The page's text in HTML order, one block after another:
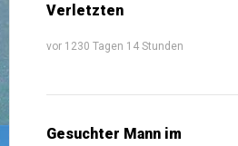
Verletzten
vor 1230 Tagen 14 Stunden
Gesuchter Mann im